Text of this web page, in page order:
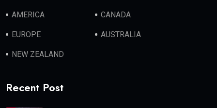
AMERICA CANADA
EUROPE AUSTRALIA
NEW ZEALAND
Recent Post